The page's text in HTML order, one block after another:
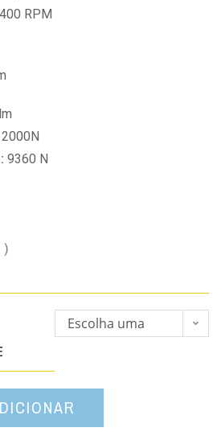
400 RPM
2000N
9360 N
Escolha uma